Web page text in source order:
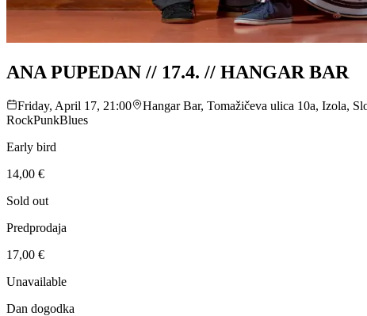
ANA PUPEDAN // 17.4. // HANGAR BAR
Friday, April 17, 21:00 Hangar Bar, Tomažičeva ulica 10a, Izola,
RockPunkBlues
Early bird
14,00 €
Sold out
Predprodaja
17,00 €
Unavailable
Dan dogodka